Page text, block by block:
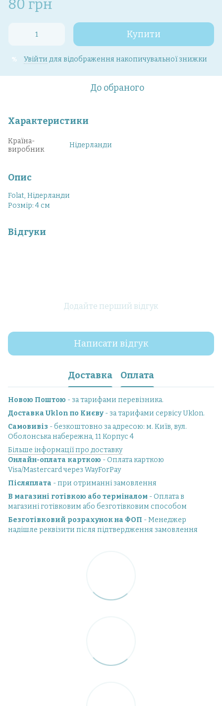
80 грн
Купити
% Увійти для відображення накопичувальної знижки
До обраного
Характеристики
Країна-
виробник
Нідерланди
Опис
Folat, Нідерланди
Розмір: 4 см
Відгуки
Додайте перший відгук
Написати відгук
Доставка Оплата
Новою Поштою - за тарифами перевізника.
Доставка Uklon по Києву - за тарифами сервісу Uklon.
Самовивіз - безкоштовно за адресою: м. Київ, вул.
Оболонська набережна, 11 Корпус 4
Більше інформації про доставку
Онлайн-оплата карткою - Оплата карткою
Visa/Mastercard через WayForPay
Післяплата - при отриманні замовлення
В магазині готівкою або терміналом - Оплата в
магазині готівковим або безготівковим способом
Безготівковий розрахунок на ФОП - Менеджер
надішле реквізити після підтвердження замовлення